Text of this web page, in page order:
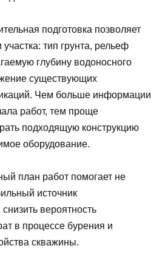
подготовка позволяет
тип грунта, рельеф
глубину водоносного
существующих
Чем больше информации
работ, тем проще
подходящую конструкцию
оборудование.
план работ помогает не
источник
вероятность
в процессе бурения и
скважины.